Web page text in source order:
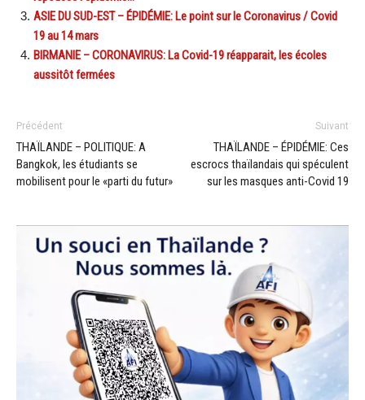
ASIE DU SUD-EST – ÉPIDÉMIE: Le point sur le Coronavirus / Covid
19 au 14 mars
BIRMANIE – CORONAVIRUS: La Covid-19 réapparait, les écoles
aussitôt fermées
Précédent
THAÏLANDE – POLITIQUE: A
Bangkok, les étudiants se
mobilisent pour le «parti du futur»
Suivant
THAÏLANDE – ÉPIDÉMIE: Ces
escrocs thaïlandais qui spéculent
sur les masques anti-Covid 19